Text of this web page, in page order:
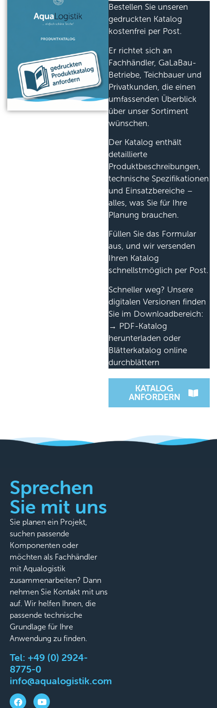
Bestellen Sie unseren
gedruckten Katalog
kostenfrei per Post.
Er richtet sich an
Fachhändler, GaLaBau-
Betriebe, Teichbauer und
Privatkunden, die einen
umfassenden Überblick
über unser Sortiment
wünschen.
Der Katalog enthält
detaillierte
Produktbeschreibungen,
technische Spezifikationen
und Einsatzbereiche –
alles, was Sie für Ihre
Planung brauchen.
Füllen Sie das Formular
aus, und wir versenden
Ihren Katalog
schnellstmöglich per Post.
Schneller weg? Unsere
digitalen Versionen finden
Sie im Downloadbereich:
→ PDF-Katalog
herunterladen oder
Blätterkatalog online
durchblättern
KATALOG
ANFORDERN
Sprechen
Sie mit uns
Sie planen ein Projekt,
suchen passende
Komponenten oder
möchten als Fachhändler
mit Aqualogistik
zusammenarbeiten? Dann
nehmen Sie Kontakt mit uns
auf. Wir helfen Ihnen, die
passende technische
Grundlage für Ihre
Anwendung zu finden.
Tel: +49 (0) 2924-
8775-0
info@aqualogistik.com